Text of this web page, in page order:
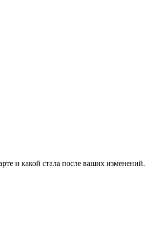
и какой стала после ваших изменений.